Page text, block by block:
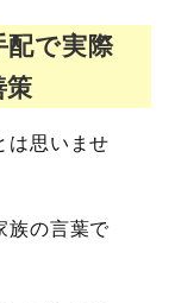
配で実際
策
は思いませ
族の言葉で